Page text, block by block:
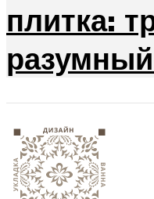
плитка: